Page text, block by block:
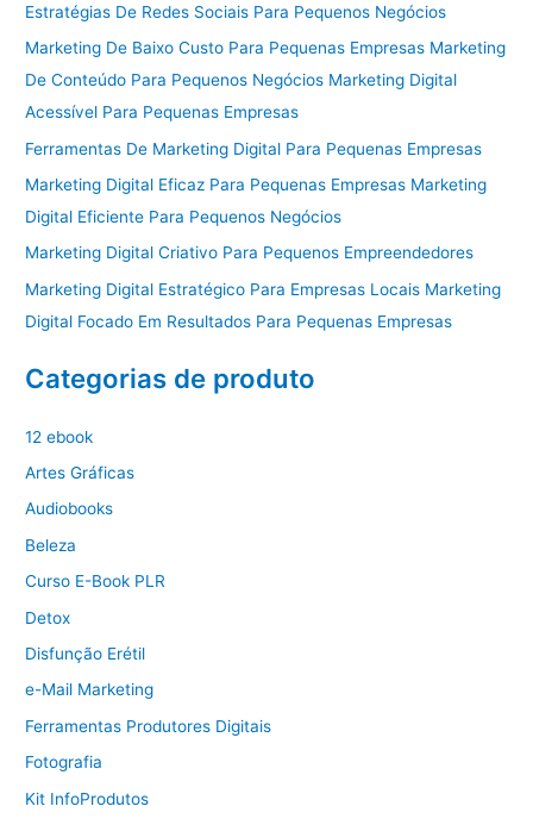
Estratégias De Redes Sociais Para Pequenos Negócios
Marketing De Baixo Custo Para Pequenas Empresas Marketing
De Conteúdo Para Pequenos Negócios Marketing Digital
Acessível Para Pequenas Empresas
Ferramentas De Marketing Digital Para Pequenas Empresas
Marketing Digital Eficaz Para Pequenas Empresas Marketing
Digital Eficiente Para Pequenos Negócios
Marketing Digital Criativo Para Pequenos Empreendedores
Marketing Digital Estratégico Para Empresas Locais Marketing
Digital Focado Em Resultados Para Pequenas Empresas
Categorias de produto
12 ebook
Artes Gráficas
Audiobooks
Beleza
Curso E-Book PLR
Detox
Disfunção Erétil
e-Mail Marketing
Ferramentas Produtores Digitais
Fotografia
Kit InfoProdutos